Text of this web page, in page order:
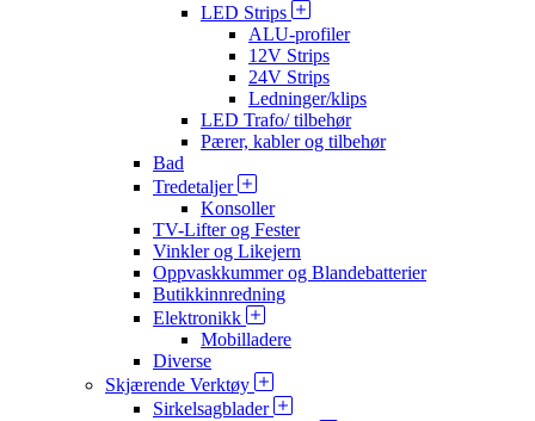
LED Strips
ALU-profiler
12V Strips
24V Strips
Ledninger/klips
LED Trafo/ tilbehør
Pærer, kabler og tilbehør
Bad
Tredetaljer
Konsoller
TV-Lifter og Fester
Vinkler og Likejern
Oppvaskkummer og Blandebatterier
Butikkinnredning
Elektronikk
Mobilladere
Diverse
Skjærende Verktøy
Sirkelsagblader